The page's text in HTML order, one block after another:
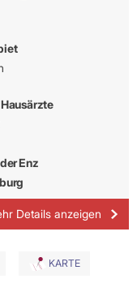
Enz
Details anzeigen
KARTE